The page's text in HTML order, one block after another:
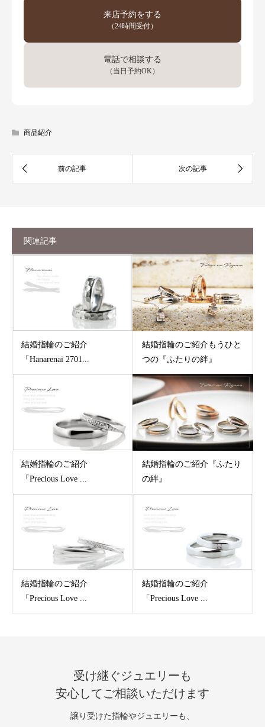
来店予約をする
（24時間受付）
電話で相談する
（当日予約OK）
商品紹介
関連記事
結婚指輪のご紹介
「Hanarenai 2701...
結婚指輪のご紹介もうひと
つの『ふたりの絆』
結婚指輪のご紹介
「Precious Love ...
結婚指輪のご紹介『ふたり
の絆』
結婚指輪のご紹介
「Precious Love ...
結婚指輪のご紹介
「Precious Love ...
受け継ぐジュエリーも
安心してご相談いただけます
譲り受けた指輪やジュエリーも、